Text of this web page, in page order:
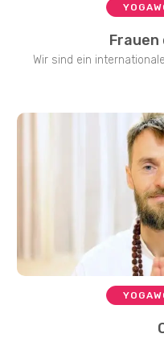
Frauen
Wir sind ein